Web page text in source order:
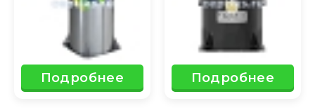
Подробнее Подробнее